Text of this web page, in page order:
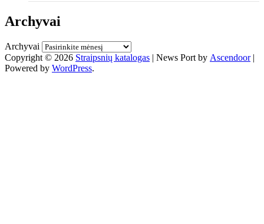
Archyvai
Archyvai
Copyright © 2026 Straipsnių katalogas | News Port by Ascendoor|
Powered by WordPress.